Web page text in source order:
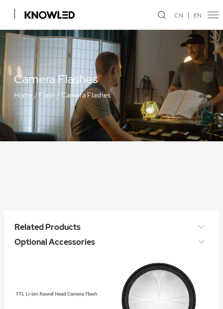
CN EN
Camera Flashes
Home/ Flash /Camera Flashes
Related Products
Optional Accessories